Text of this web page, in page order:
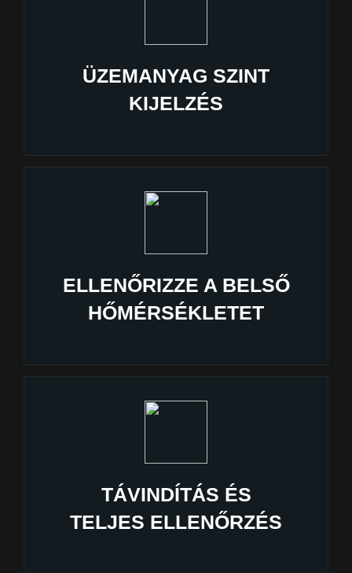
ÜZEMANYAG SZINT
KIJELZÉS
ELLENŐRIZZE A BELSŐ
HŐMÉRSÉKLETET
TÁVINDÍTÁS ÉS
TELJES ELLENŐRZÉS